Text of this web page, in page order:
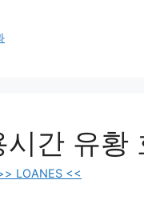
간 유황
LOANES <<